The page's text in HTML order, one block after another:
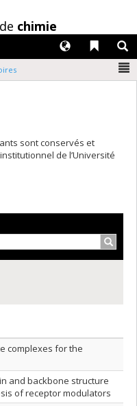
chimie
Liens
Langues
sont conservés et
de l’Université
décroissant
complexes for the
and backbone structure
of receptor modulators